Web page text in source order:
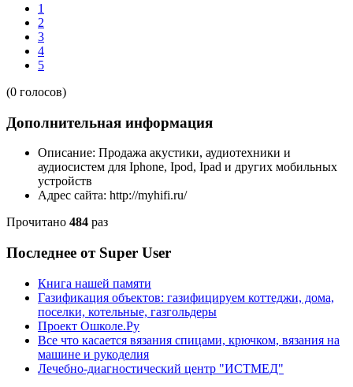
1
2
3
4
5
(0 голосов)
Дополнительная информация
Описание: Продажа акустики, аудиотехники и
аудиосистем для Iphone, Ipod, Ipad и других мобильных
устройств
Адрес сайта: http://myhifi.ru/
Прочитано 484 раз
Последнее от Super User
Книга нашей памяти
Газификация объектов: газифицируем коттеджи, дома,
поселки, котельные, газгольдеры
Проект Ошколе.Ру
Все что касается вязания спицами, крючком, вязания на
машине и рукоделия
Лечебно-диагностический центр "ИСТМЕД"